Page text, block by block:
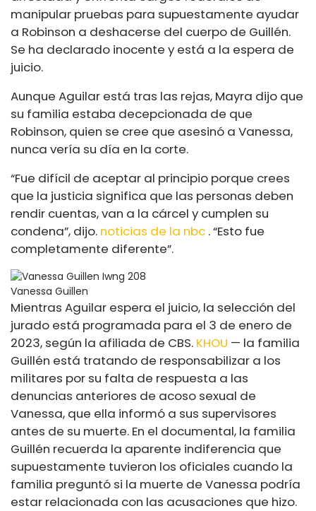
manipular pruebas para supuestamente ayudar
a Robinson a deshacerse del cuerpo de Guillén.
Se ha declarado inocente y está a la espera de
juicio.
Aunque Aguilar está tras las rejas, Mayra dijo que
su familia estaba decepcionada de que
Robinson, quien se cree que asesinó a Vanessa,
nunca vería su día en la corte.
“Fue difícil de aceptar al principio porque crees
que la justicia significa que las personas deben
rendir cuentas, van a la cárcel y cumplen su
condena”, dijo. noticias de la nbc . “Esto fue
completamente diferente”.
Vanessa Guillen
Mientras Aguilar espera el juicio, la selección del
jurado está programada para el 3 de enero de
2023, según la afiliada de CBS. KHOU — la familia
Guillén está tratando de responsabilizar a los
militares por su falta de respuesta a las
denuncias anteriores de acoso sexual de
Vanessa, que ella informó a sus supervisores
antes de su muerte. En el documental, la familia
Guillén recuerda la aparente indiferencia que
supuestamente tuvieron los oficiales cuando la
familia preguntó si la muerte de Vanessa podría
estar relacionada con las acusaciones que hizo.